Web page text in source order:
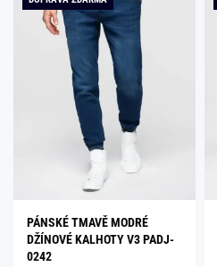
PÁNSKÉ TMAVĚ MODRÉ
DŽÍNOVÉ KALHOTY V3 PADJ-
0242